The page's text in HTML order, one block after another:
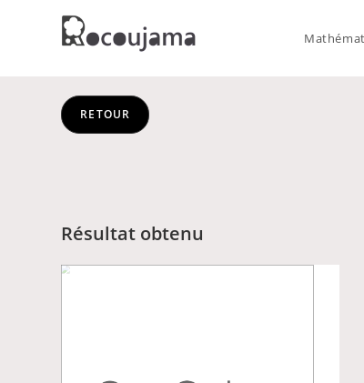
RETOUR
Résultat obtenu